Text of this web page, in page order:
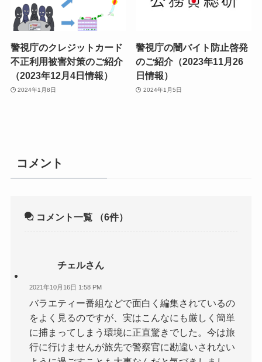
警視庁のクレジットカード
不正利用被害対策のご紹介
（2023年12月4日情報）
2024年1月8日
警視庁の闇バイト防止啓発
のご紹介（2023年11月26
日情報）
2024年1月5日
コメント
コメント一覧 （6件）
チェルさん
2021年10月16日 1:58 PM
バラエティー番組などで面白く編集されているの
をよく見るのですが、実はこんなにも厳しく簡単
に捕まってしまう環境に正直驚きでした。今は旅
行に行けませんが旅先で警察官に勘違いされない